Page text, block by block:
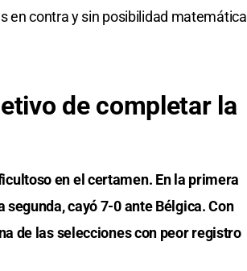
en contra y sin posibilidad matemática
de completar la
en el certamen. En la primera
cayó 7-0 ante Bélgica. Con
de las selecciones con peor registro